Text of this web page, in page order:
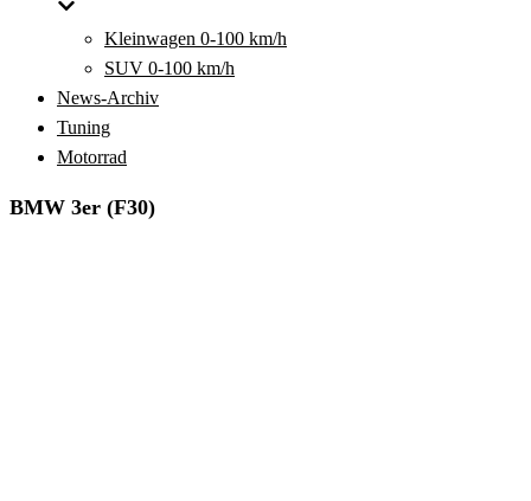
Kleinwagen 0-100 km/h
SUV 0-100 km/h
News-Archiv
Tuning
Motorrad
BMW 3er (F30)